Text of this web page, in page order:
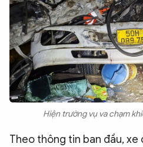
Chuyên trangAn ninh thế giớiVăn
Chuyên đề
Hiện trường vụ va chạm
Theo thông tin ban đầu, xe